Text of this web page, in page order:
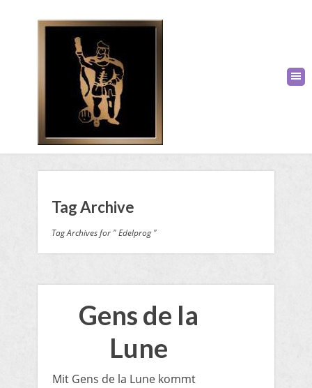
Tag Archive
Tag Archives for " Edelprog "
Gens de la
Lune
Mit Gens de la Lune kommt